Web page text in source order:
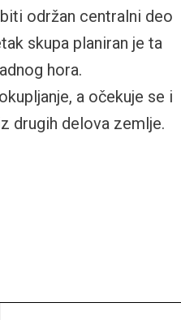
održan centralni deo
skupa planiran je ta
hora.
a očekuje se i
drugih delova zemlje.